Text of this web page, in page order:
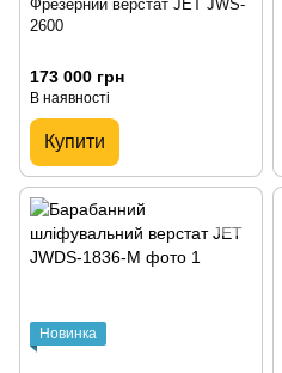
Фрезерний верстат JET JWS-
2600
173 000 грн
В наявності
Купити
Новинка